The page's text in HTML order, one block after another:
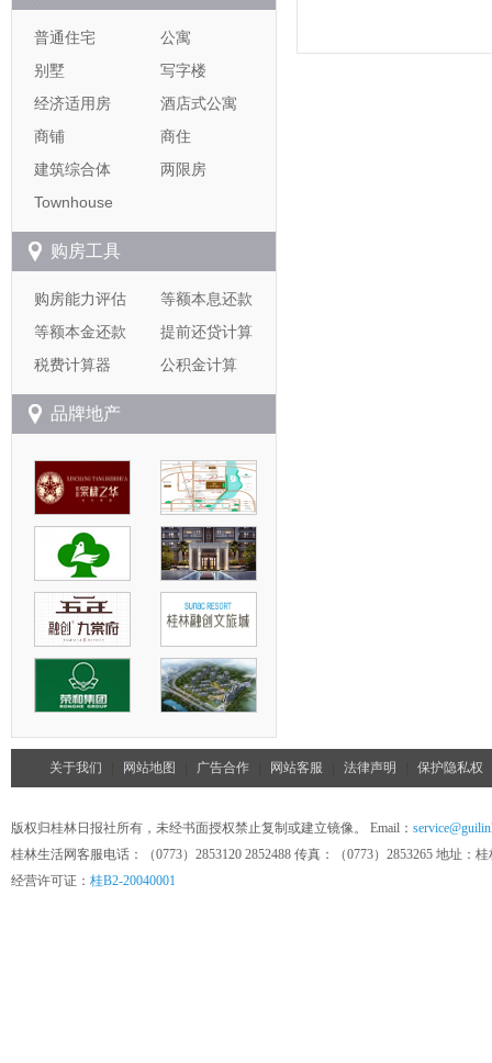
普通住宅
公寓
别墅
写字楼
经济适用房
酒店式公寓
商铺
商住
建筑综合体
两限房
Townhouse
购房工具
购房能力评估
等额本息还款
等额本金还款
提前还贷计算
税费计算器
公积金计算
品牌地产
关于我们 网站地图 广告合作 网站客服 法律声明 保护隐私权
版权归桂林日报社所有，未经书面授权禁止复制或建立镜像。 Email：
桂林生活网客服电话：（0773）2853120 2852488 传真：（0773）2853265 地址
经营许可证： 桂B2-20040001